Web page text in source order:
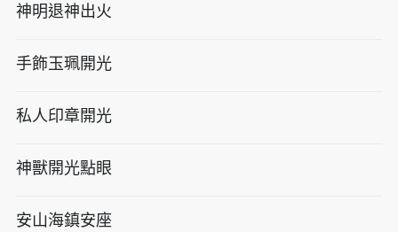
神明退神出火
手飾玉珮開光
私人印章開光
神獸開光點眼
安山海鎮安座